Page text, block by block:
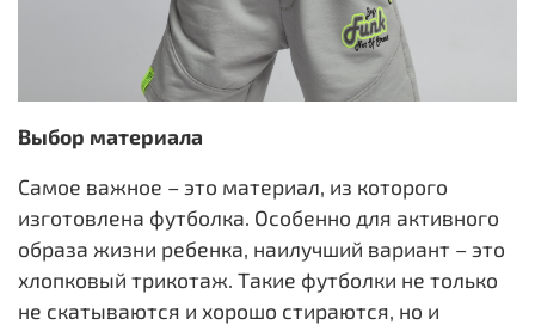
Выбор материала
Самое важное – это материал, из которого
изготовлена футболка. Особенно для активного
образа жизни ребенка, наилучший вариант – это
хлопковый трикотаж. Такие футболки не только
не скатываются и хорошо стираются, но и